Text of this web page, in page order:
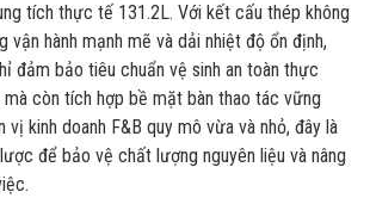
tích thực tế 131.2L. Với kết cấu thép không
vận hành mạnh mẽ và dải nhiệt độ ổn định,
đảm bảo tiêu chuẩn vệ sinh an toàn thực
còn tích hợp bề mặt bàn thao tác vững
kinh doanh F&B quy mô vừa và nhỏ, đây là
để bảo vệ chất lượng nguyên liệu và nâng